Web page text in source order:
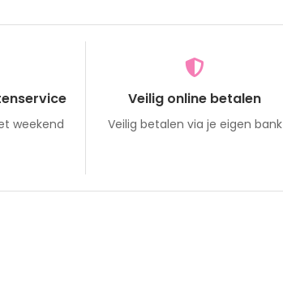
weekend
Veilig online betalen
Veilig betalen via je eigen bank